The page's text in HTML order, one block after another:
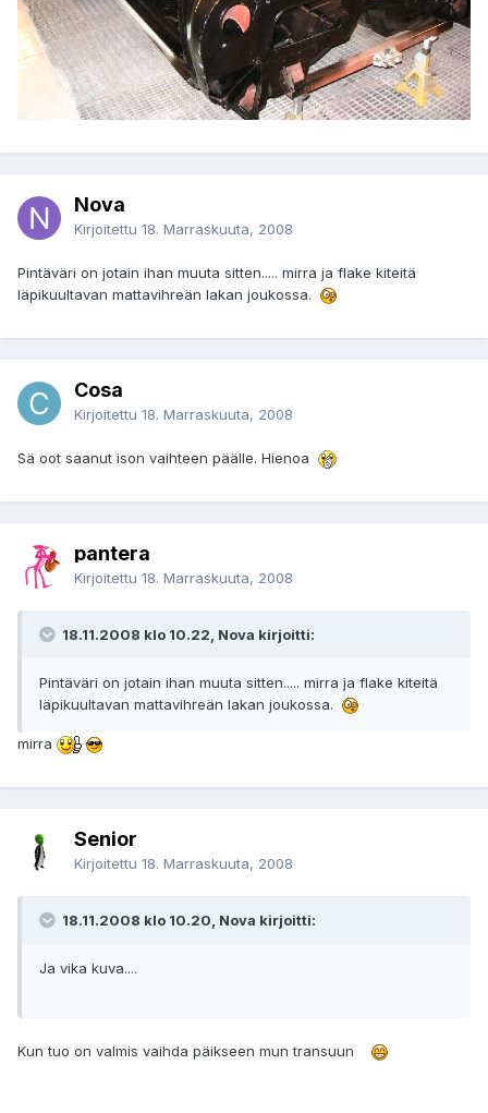
Nova
Kirjoitettu 18. Marraskuuta, 2008
Pintäväri on jotain ihan muuta sitten..... mirra ja flake kiteitä
läpikuultavan mattavihreän lakan joukossa.
Cosa
Kirjoitettu 18. Marraskuuta, 2008
Sä oot saanut ison vaihteen päälle. Hienoa
pantera
Kirjoitettu 18. Marraskuuta, 2008
18.11.2008 klo 10.22, Nova kirjoitti:
Pintäväri on jotain ihan muuta sitten..... mirra ja flake kiteitä
läpikuultavan mattavihreän lakan joukossa.
mirra
Senior
Kirjoitettu 18. Marraskuuta, 2008
18.11.2008 klo 10.20, Nova kirjoitti:
Ja vika kuva....
Kun tuo on valmis vaihda päikseen mun transuun